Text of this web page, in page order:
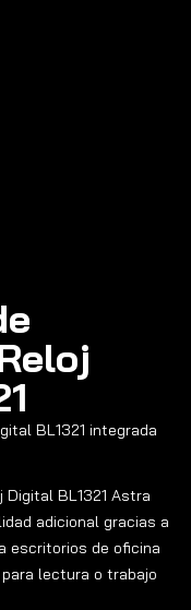
BL1321 integrada
Digital BL1321 Astra
adicional gracias a
escritorios de oficina
lectura o trabajo